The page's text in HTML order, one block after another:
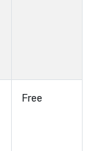
Free